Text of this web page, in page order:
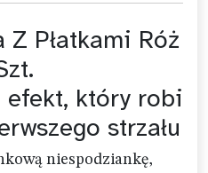
Z Płatkami Róż
który robi
strzału
niespodziankę,